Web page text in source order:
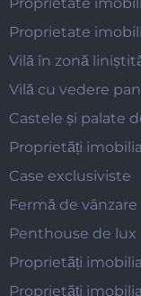
Proprietate
Vilă în zonă
Vilă cu vedere
Castele și palate
Proprietăți
Case exclusiviste
Fermă de vânzare
Penthouse de lux
Proprietăți
Proprietăți